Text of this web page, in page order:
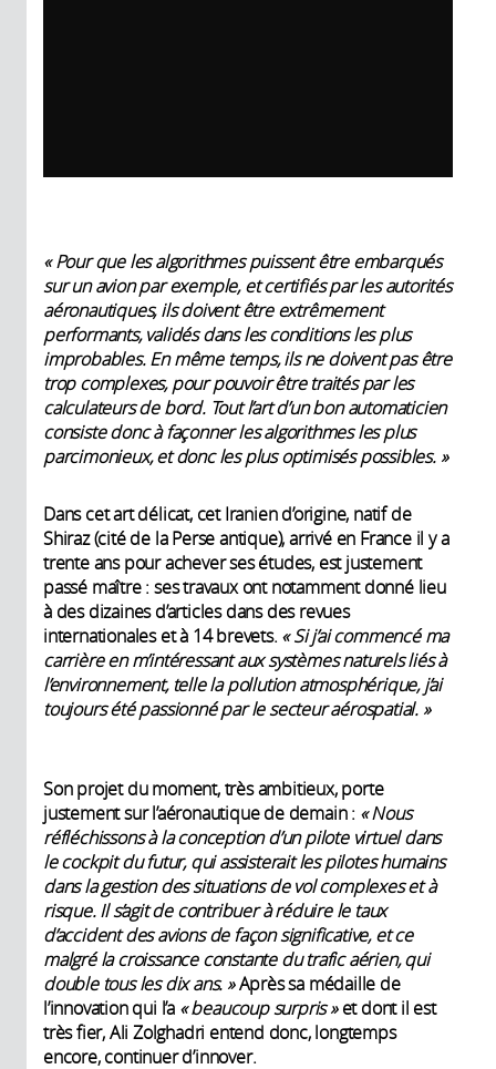
« Pour que les algorithmes puissent être embarqués
sur un avion par exemple, et certifiés par les autorités
aéronautiques, ils doivent être extrêmement
performants, validés dans les conditions les plus
improbables. En même temps, ils ne doivent pas être
trop complexes, pour pouvoir être traités par les
calculateurs de bord. Tout l’art d’un bon automaticien
consiste donc à façonner les algorithmes les plus
parcimonieux, et donc les plus optimisés possibles. »
Dans cet art délicat, cet Iranien d’origine, natif de
Shiraz (cité de la Perse antique), arrivé en France il y a
trente ans pour achever ses études, est justement
passé maître : ses travaux ont notamment donné lieu
à des dizaines d’articles dans des revues
internationales et à 14 brevets. « Si j’ai commencé ma
carrière en m’intéressant aux systèmes naturels liés à
l’environnement, telle la pollution atmosphérique, j’ai
toujours été passionné par le secteur aérospatial. »
Son projet du moment, très ambitieux, porte
justement sur l’aéronautique de demain : « Nous
réfléchissons à la conception d’un pilote virtuel dans
le cockpit du futur, qui assisterait les pilotes humains
dans la gestion des situations de vol complexes et à
risque. Il s’agit de contribuer à réduire le taux
d’accident des avions de façon significative, et ce
malgré la croissance constante du trafic aérien, qui
double tous les dix ans. »Après sa médaille de
l’innovation qui l’a « beaucoup surpris »et dont il est
très fier, Ali Zolghadri entend donc, longtemps
encore, continuer d’innover.